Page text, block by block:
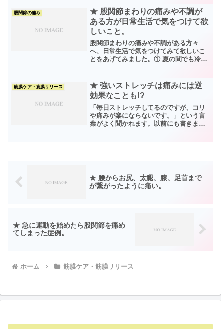
が、そもそも股関節という関節や骨が痛
むのではなく、その周辺の...
股関節の痛み
★ 股関節まわりの痛みや不調が
ある方が日常生活で気をつけて欲
しいこと。
股関節まわりの痛みや不調がある方々
へ、日常生活で気をつけてみて欲しいこ
とをあげてみました。① 夏の間でも冷え
りすぎないように下着などで調整しまし
ょう。足首が冷えると足全...
筋膜ケア・筋膜リリース
★ 強いストレッチは痛みには逆
効果なことも!?
「毎日ストレッチしてるのですが、コリ
や痛みが楽にならないです。」という言
葉がよく聞かれます。以前にも書きまし
★ 腰からお尻、太腿、膝、足首まで
が繋がったように痛い。
★ 急に運動を始めたら股関節を痛め
てしまった症例。
ホーム 筋膜ケア・筋膜リリース